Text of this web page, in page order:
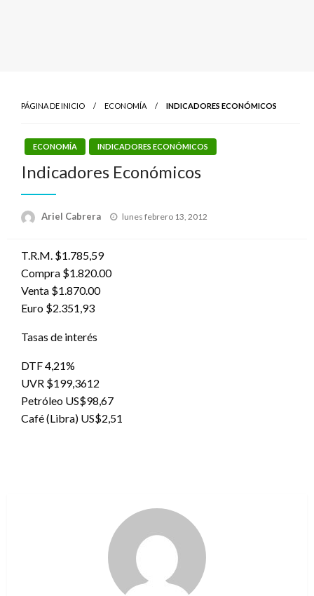
PÁGINA DE INICIO ECONOMÍA INDICADORES ECONÓMICOS
ECONOMÍA INDICADORES ECONÓMICOS
Indicadores Económicos
Ariel Cabrera
Publicado
lunes febrero 13, 2012
T.R.M. $1.785,59
Compra $1.820.00
Venta $1.870.00
Euro $2.351,93
Tasas de interés
DTF 4,21%
UVR $199,3612
Petróleo US$98,67
Café (Libra) US$2,51